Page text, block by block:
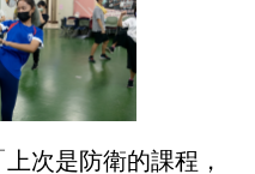
次是防衛的課程，